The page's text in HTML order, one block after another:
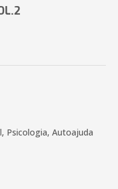
Psicologia, Autoajuda